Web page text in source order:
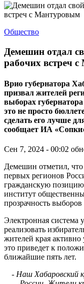
Общество
Демешин отдал
рабочих встреч
Врио губернатора
призвал жителей
выборах
это не просто
сделать его лучше
сообщает ИА
Сен 7, 2024 - 00:02
Демешин отметил,
первых регионов
гражданскую
институт
прозрачность
Электронная система
реализовать
жителей края активно
это приведет к
ближайшие пять лет.
- Наш Хабаровский